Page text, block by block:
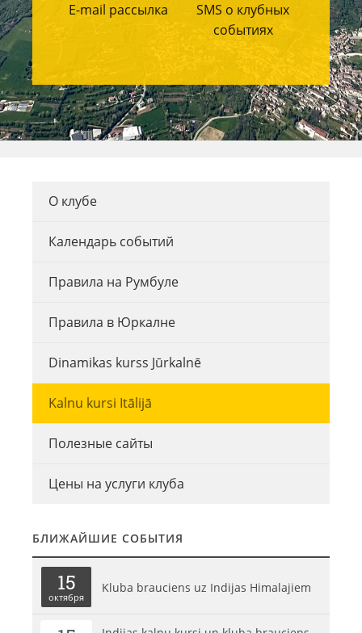
E-mail рассылка
SMS о клубных
событиях
О клубе
Календарь событий
Правила на Румбуле
Правила в Юркалне
Dinamikas kurss Jūrkalnē
Kalnu kursi Itālijā
Полезные сайты
Цены на услуги клуба
БЛИЖАЙШИЕ СОБЫТИЯ
15
октября
Kluba brauciens uz Indijas Himalajiem